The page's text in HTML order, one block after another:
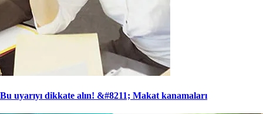
Bu uyarıyı dikkate alın! &#8211; Makat kanamaları